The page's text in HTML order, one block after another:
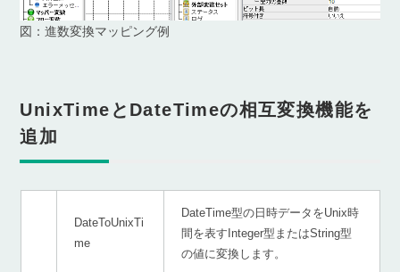
図：進数変換マッピング例
UnixTimeとDateTimeの相互変換機能を
追加
DateToUnixTi
me
DateTime型の日時データをUnix時
間を表すInteger型またはString型
の値に変換します。